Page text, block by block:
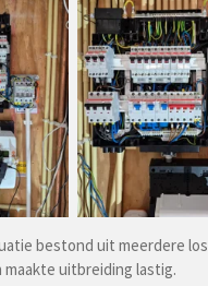
bestond uit meerdere
uitbreiding lastig.